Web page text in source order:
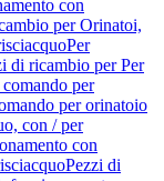
con
per Orinatoi,
Per
di ricambio per Per
per
per orinatoio
con / per
con
Pezzi di